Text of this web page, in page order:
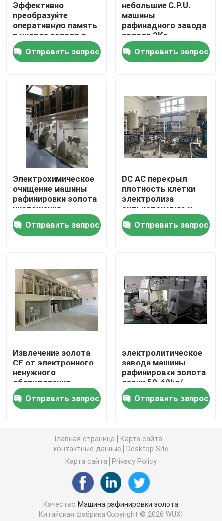
Дом
Продукты
Путешествие фабрики
Проверка качества
Свяжитесь мы
Новости
Машина рафинировки золота
Оборудование рафинировки платины
серебряная машина электролиза
Поглотительная колонна газа
Оборудование обработки ненужного газа
Серебряная печь индукции
Серебряная отливная машина
Отливная машина Адвокатуры золота
Эффективно
преобразуйте
оперативную память
в чистое золото с
помощью нашего
передового
оборудования для
Отправить запрос
небольшие C.P.U.
машины
рафинадного завода
золота 3Kg
трамбуют спасение
золота e ненужное
Отправить запрос
Электрохимическое
очищение машины
рафинировки золота
низложения
электролизом
Отправить запрос
DC AC перекрыл
плотность клетки
электролиза
сильнотоковую к
золоту очищенности
99,999%
Отправить запрос
Извлечение золота
CE от электронного
ненужного
оборудования
рафинировки
драгоценного
металла
Отправить запрос
электролитическое
завода машины
рафинировки золота
серии 50-60kg/
химическое
механическое
Отправить запрос
Главная страница
Карта сайта
контактные данные
Desktop Site
Карта сайта
Privacy Policy
Качество Машина рафинировки золота
Китайская фабрика.Copyright © 2026 WUXI